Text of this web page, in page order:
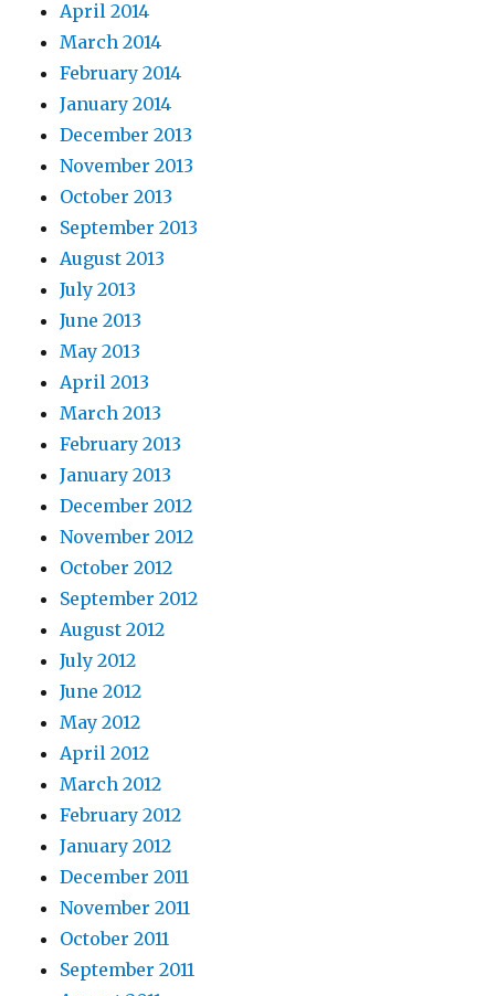
April 2014
March 2014
February 2014
January 2014
December 2013
November 2013
October 2013
September 2013
August 2013
July 2013
June 2013
May 2013
April 2013
March 2013
February 2013
January 2013
December 2012
November 2012
October 2012
September 2012
August 2012
July 2012
June 2012
May 2012
April 2012
March 2012
February 2012
January 2012
December 2011
November 2011
October 2011
September 2011